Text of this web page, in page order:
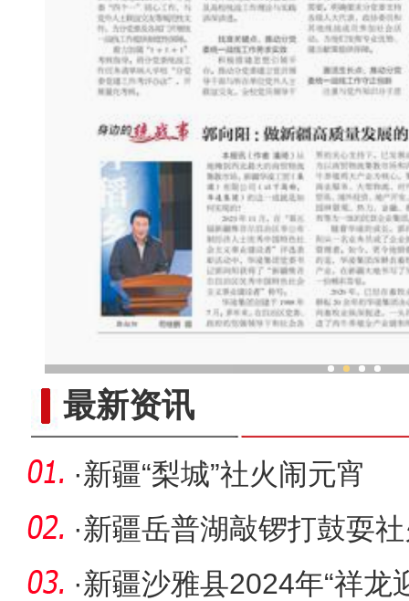
最新资讯
·新疆“梨城”社火闹元宵
·新疆岳普湖敲锣打鼓耍
·新疆沙雅县2024年“祥龙